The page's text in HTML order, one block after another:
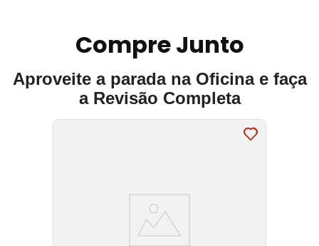
Compre Junto
Aproveite a parada na Oficina e faça
a Revisão Completa